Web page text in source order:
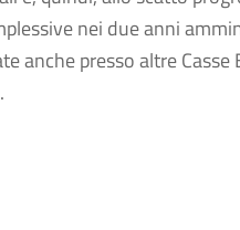
nei due anni
anche presso altre Casse